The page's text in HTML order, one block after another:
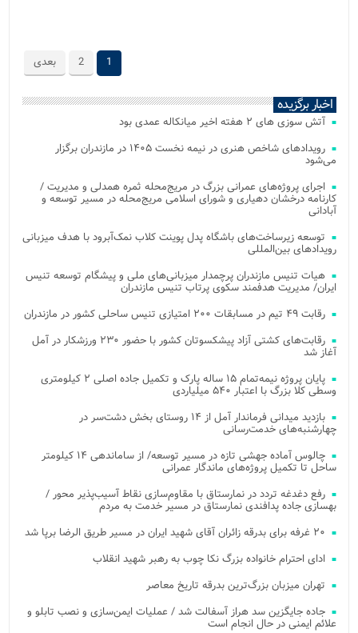
1
2 بعدی
اخبار برگزیده
آتش‌ سوزی‌ های ۲ هفته اخیر میانکاله عمدی بود
رویدادهای شاخص هنری در نیمه نخست ۱۴۰۵ در مازندران برگزار
می‌شود
اجرای پروژه‌های عمرانی بزرگ در مریج‌محله ثمره همدلی و مدیریت /
کارنامه درخشان دهیاری و شورای اسلامی مریج‌محله در مسیر توسعه و
آبادانی
توسعه زیرساخت‌های باشگاه پدل پوینت کلاب نمک‌آبرود با هدف میزبانی
رویدادهای بین‌المللی
هیات تنیس مازندران پرچمدار میزبانی‌های ملی و پیشگام توسعه تنیس
ایران/ مدیریت هدفمند سکوی پرتاب تنیس مازندران
رقابت ۴۹ تیم در مسابقات ۲۰۰ امتیازی تنیس ساحلی کشور در مازندران
رقابت‌های کشتی آزاد پیشکسوتان کشور با حضور ۲۳۰ ورزشکار در آمل
آغاز شد
پایان پروژه نیمه‌تمام ۱۵ ساله پارک و تکمیل جاده اصلی ۲ کیلومتری
وسطی کلا بزرگ با اعتبار ۵۴۰ میلیاردی
بازدید میدانی فرماندار آمل از ۱۴ روستای بخش دشت‌سر در
چهارشنبه‌های خدمت‌رسانی
چالوس آماده جهشی تازه در مسیر توسعه/ از ساماندهی ۱۴ کیلومتر
ساحل تا تکمیل پروژه‌های ماندگار عمرانی
رفع دغدغه تردد در نمارستاق با مقاوم‌سازی نقاط آسیب‌پذیر محور /
بهسازی جاده پدافندی نمارستاق در مسیر خدمت به مردم
۲۰ غرفه برای بدرقه زائران آقای شهید ایران در مسیر طریق الرضا برپا شد
ادای احترام خانواده بزرگ نکا چوب به رهبر شهید انقلاب
تهران میزبان بزرگ‌ترین بدرقه تاریخ معاصر
جاده جایگزین سد هراز آسفالت شد / عملیات ایمن‌سازی و نصب تابلو و
علائم ایمنی در حال انجام است